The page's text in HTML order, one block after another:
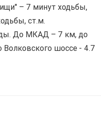
– 7 минут ходьбы,
ст.м.
До МКАД – 7 км, до
Волковского шоссе - 4.7